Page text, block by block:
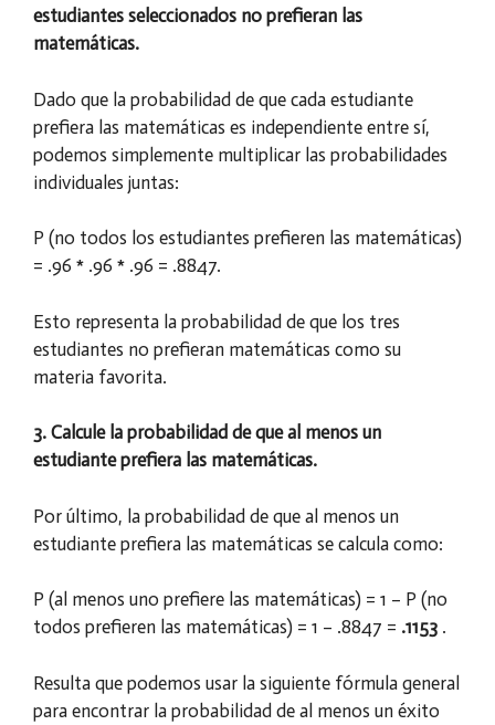
estudiantes seleccionados no prefieran las
matemáticas.
Dado que la probabilidad de que cada estudiante
prefiera las matemáticas es independiente entre sí,
podemos simplemente multiplicar las probabilidades
individuales juntas:
P (no todos los estudiantes prefieren las matemáticas)
= ​​.96 * .96 * .96 = .8847.
Esto representa la probabilidad de que los tres
estudiantes no prefieran matemáticas como su
materia favorita.
3. Calcule la probabilidad de que al menos un
estudiante prefiera las matemáticas.
Por último, la probabilidad de que al menos un
estudiante prefiera las matemáticas se calcula como:
P (al menos uno prefiere las matemáticas) = ​​1 – P (no
todos prefieren las matemáticas) = ​​1 – .8847 = .1153 .
Resulta que podemos usar la siguiente fórmula general
para encontrar la probabilidad de al menos un éxito